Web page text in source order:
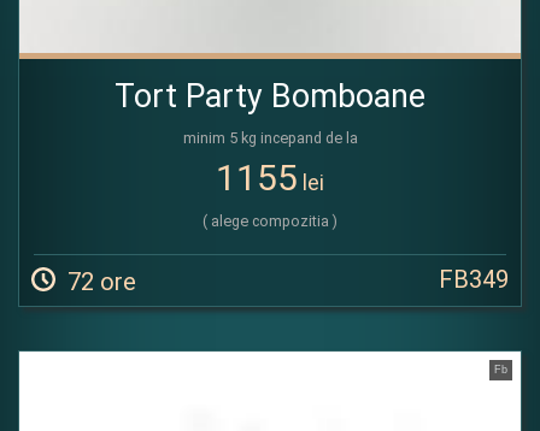
Tort Party Bomboane
minim 5 kg incepand de la
1155 lei
( alege compozitia )
72 ore FB349
Fb